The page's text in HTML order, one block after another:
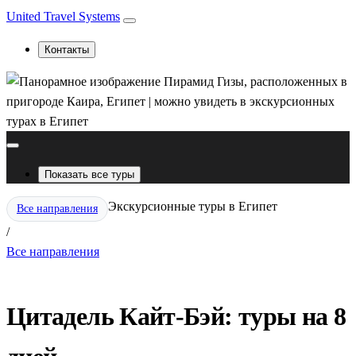
United Travel Systems
Контакты
Показать все туры
Все направления
/
Экскурсионные туры в Египет
Все направления
Цитадель Кайт-Бэй: туры на 8